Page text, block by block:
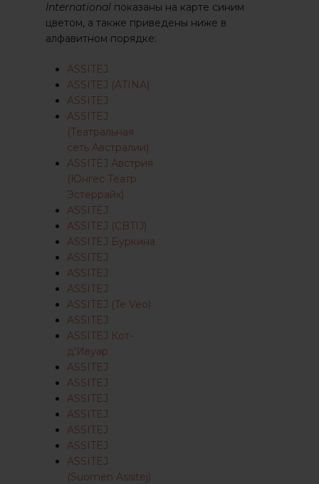
International показаны на карте синим
цветом, а также приведены ниже в
алфавитном порядке:
ASSITEJ
ASSITEJ (ATINA)
ASSITEJ
ASSITEJ
(Театральная
сеть Австралии)
ASSITEJ Австрия
(Юнгес Театр
Эстеррайх)
ASSITEJ
ASSITEJ (CBTIJ)
ASSITEJ Буркина
ASSITEJ
ASSITEJ
ASSITEJ
ASSITEJ (Te Veo)
ASSITEJ
ASSITEJ Кот-
д'Ивуар
ASSITEJ
ASSITEJ
ASSITEJ
ASSITEJ
ASSITEJ
ASSITEJ
ASSITEJ
(Suomen Assitej)